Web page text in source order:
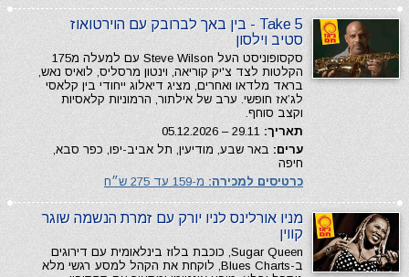
Take 5 - בין באך לברובק עם הוירטואוז
סטיב וילסון
סקסופוניסט העל Steve Wilson עם למעלה מ175
הקלטות לצד צ'יק קוריאה, וינטון מרסליס, לואיס נאש,
בראד מלדאו ואחרים, מציג דיאלוג ייחודי בין קלאסי
לג’אז חופשי. ערב של אילתור, הרמוניות קלאסיות
וקצב סוחף.
תאריך:
ערים: באר שבע, מודיעין, תל אביב-יפו, כפר סבא,
חיפה
כרטיסים למכירה: מ-159 עד 275 ש״ח
מניו אורלינס לניו יורק עם זמרת הנשמה שוגר
קווין
Sugar Queen, כוכבת בלוז בינלאומית עם דירוגים
ב-Blues Charts, לוקחת את הקהל למסע רגשי מלא